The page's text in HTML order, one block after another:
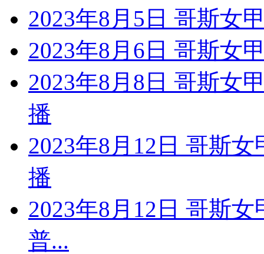
2023年8月5日 哥斯女
2023年8月6日 哥斯女
2023年8月8日 哥斯女
播
2023年8月12日 哥斯
播
2023年8月12日 哥斯
普...